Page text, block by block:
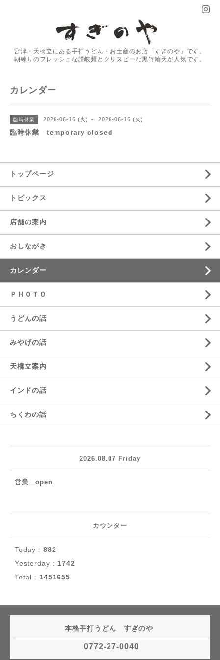
宮津・天橋立にある手打うどん・お土産のお店「すぎのや」です。
朝練りのフレッシュな讃岐麺とクリスピーな黒竹輪天が人気です。
カレンダー
臨時休業 2026-06-16 (火) ～ 2026-06-16 (火)
臨時休業 temporary closed
トップページ
トピックス
店舗の案内
おしながき
カレンダー
ＰＨＯＴＯ
うどんの話
みやげの話
天橋立案内
インドの話
ちくわの話
2026.08.07 Friday
営業 open
カウンター
Today : 882
Yesterday : 1742
Total : 1451655
本格手打うどん すぎのや
0772-27-0040